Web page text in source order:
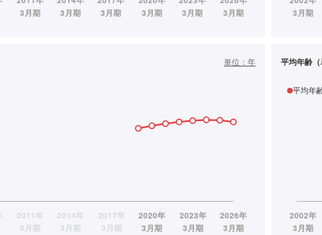
単位： 年 平均年齢（
平均年